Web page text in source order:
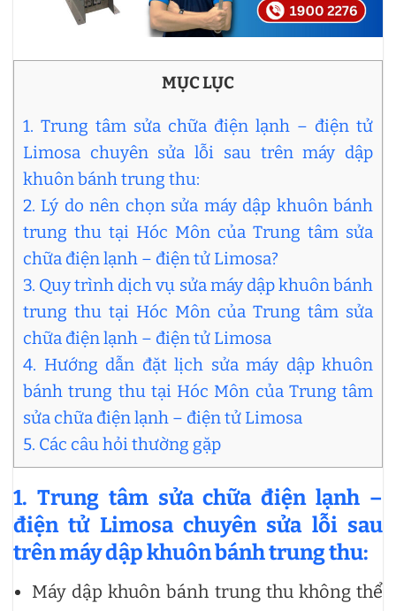
MỤC LỤC
1. Trung tâm sửa chữa điện lạnh – điện tử
Limosa chuyên sửa lỗi sau trên máy dập
khuôn bánh trung thu:
2. Lý do nên chọn sửa máy dập khuôn bánh
trung thu tại Hóc Môn của Trung tâm sửa
chữa điện lạnh – điện tử Limosa?
3. Quy trình dịch vụ sửa máy dập khuôn bánh
trung thu tại Hóc Môn của Trung tâm sửa
chữa điện lạnh – điện tử Limosa
4. Hướng dẫn đặt lịch sửa máy dập khuôn
bánh trung thu tại Hóc Môn của Trung tâm
sửa chữa điện lạnh – điện tử Limosa
5. Các câu hỏi thường gặp
1. Trung tâm sửa chữa điện lạnh –
điện tử Limosa chuyên sửa lỗi sau
trên máy dập khuôn bánh trung thu:
Máy dập khuôn bánh trung thu không thể